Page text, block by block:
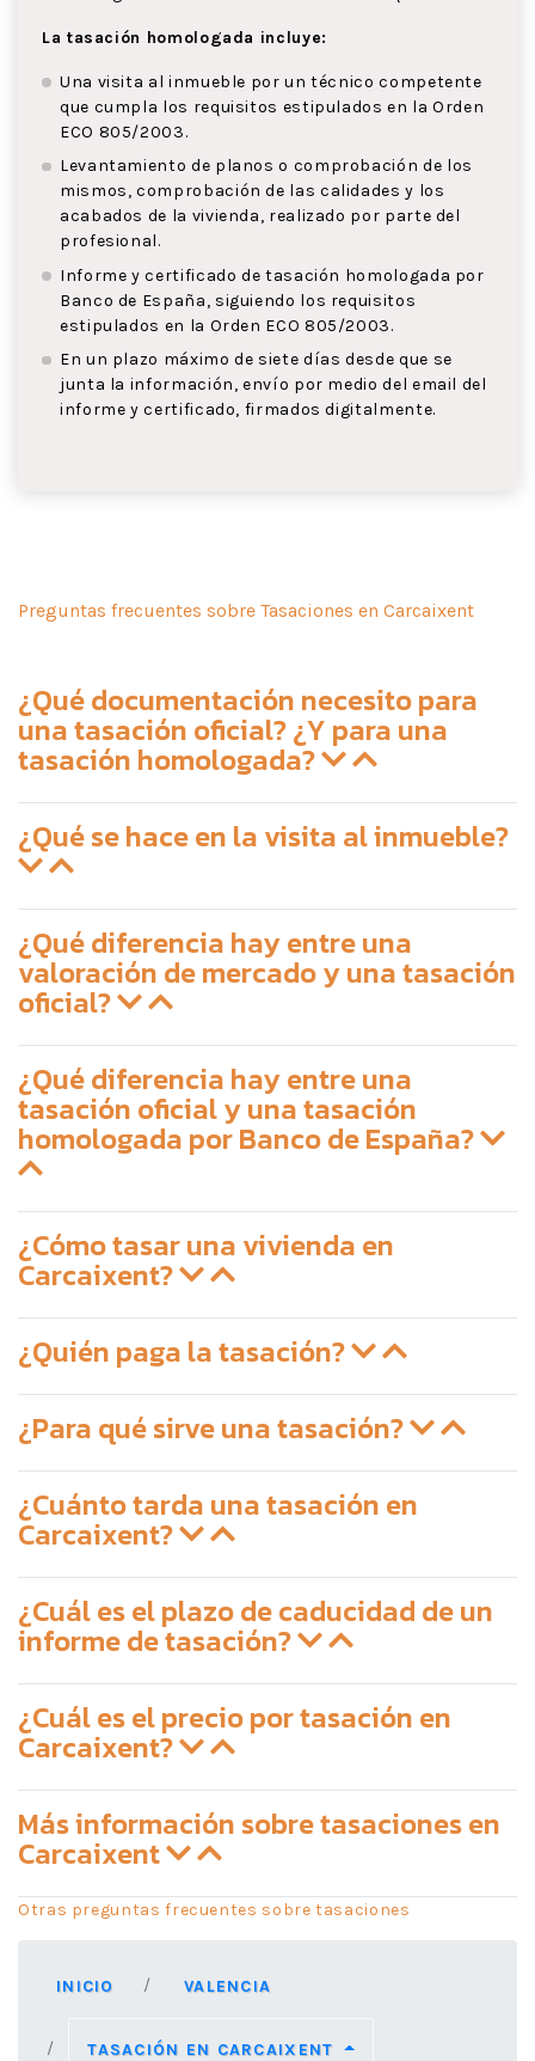
La tasación homologada incluye:
Una visita al inmueble por un técnico competente
que cumpla los requisitos estipulados en la Orden
ECO 805/2003.
Levantamiento de planos o comprobación de los
mismos, comprobación de las calidades y los
acabados de la vivienda, realizado por parte del
profesional.
Informe y certificado de tasación homologada por
Banco de España, siguiendo los requisitos
estipulados en la Orden ECO 805/2003.
En un plazo máximo de siete días desde que se
junta la información, envío por medio del email del
informe y certificado, firmados digitalmente.
Preguntas frecuentes sobre Tasaciones en Carcaixent
¿Qué documentación necesito para
una tasación oficial? ¿Y para una
tasación homologada?
¿Qué se hace en la visita al inmueble?
¿Qué diferencia hay entre una
valoración de mercado y una tasación
oficial?
¿Qué diferencia hay entre una
tasación oficial y una tasación
homologada por Banco de España?
¿Cómo tasar una vivienda en
Carcaixent?
¿Quién paga la tasación?
¿Para qué sirve una tasación?
¿Cuánto tarda una tasación en
Carcaixent?
¿Cuál es el plazo de caducidad de un
informe de tasación?
¿Cuál es el precio por tasación en
Carcaixent?
Más información sobre tasaciones en
Carcaixent
Otras preguntas frecuentes sobre tasaciones
INICIO VALENCIA
TASACIÓN EN CARCAIXENT